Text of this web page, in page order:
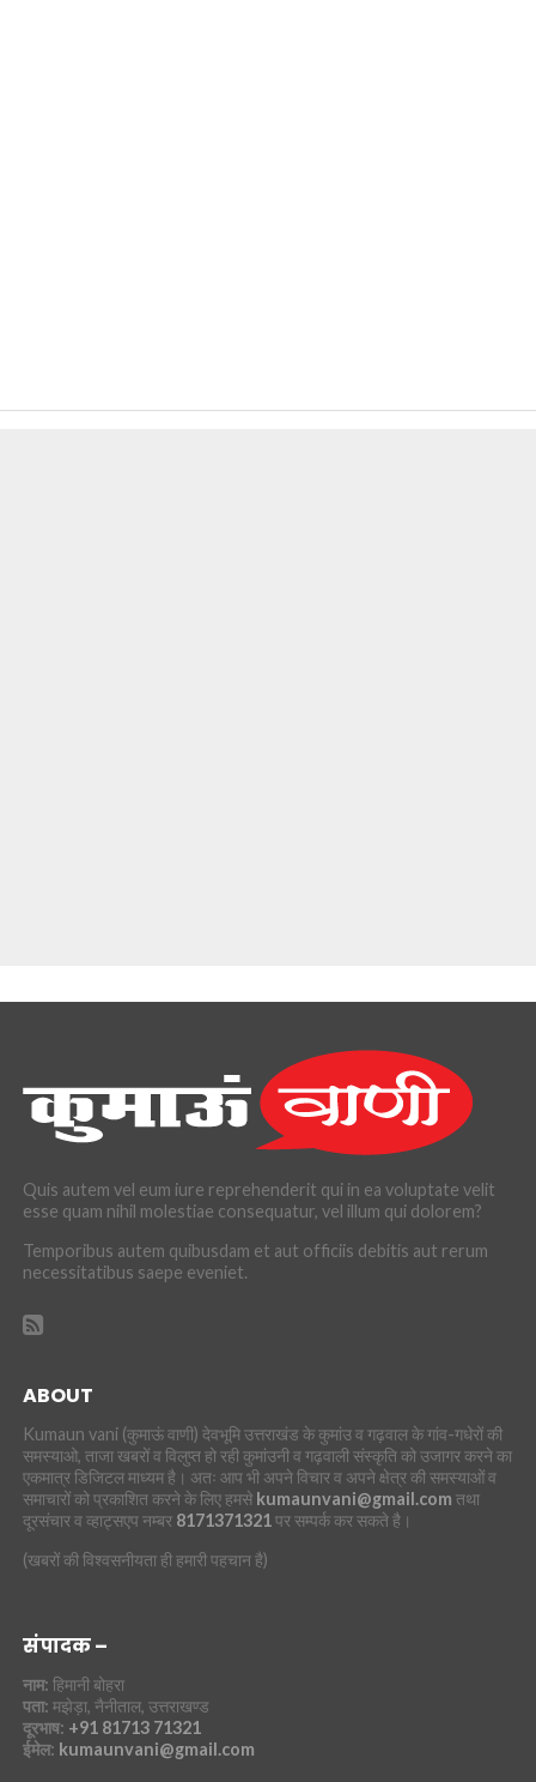
Quis autem vel eum iure reprehenderit qui in ea voluptate velit
esse quam nihil molestiae consequatur, vel illum qui dolorem?
Temporibus autem quibusdam et aut officiis debitis aut rerum
necessitatibus saepe eveniet.
ABOUT
Kumaun vani (कुमाऊं वाणी) देवभूमि उत्तराखंड के कुमांउ व गढ़वाल के गांव-गधेरों की
समस्याओ, ताजा खबरों व विलुप्त हो रही कुमांउनी व गढ़वाली संस्कृति को उजागर करने का
एकमात्र डिजिटल माध्यम है। अतः आप भी अपने विचार व अपने क्षेत्र की समस्याओं व
समाचारों को प्रकाशित करने के लिए हमसे kumaunvani@gmail.com तथा
दूरसंचार व व्हाट्सएप नम्बर 8171371321पर सम्पर्क कर सकते है।
(खबरों की विश्वसनीयता ही हमारी पहचान है)
संपादक –
नाम: हिमानी बोहरा
पता: मझेड़ा, नैनीताल, उत्तराखण्ड
दूरभाष: +91 81713 71321
ईमेल: kumaunvani@gmail.com